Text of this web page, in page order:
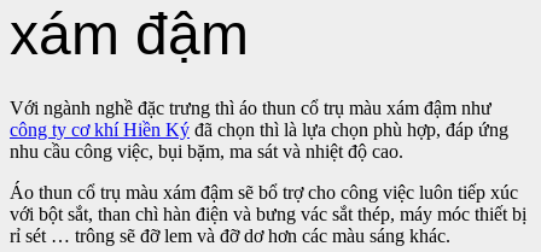
xám đậm
Với ngành nghề đặc trưng thì áo thun cổ trụ màu xám đậm như
công ty cơ khí Hiền Ký đã chọn thì là lựa chọn phù hợp, đáp ứng
nhu cầu công việc, bụi bặm, ma sát và nhiệt độ cao.
Áo thun cổ trụ màu xám đậm sẽ bổ trợ cho công việc luôn tiếp xúc
với bột sắt, than chì hàn điện và bưng vác sắt thép, máy móc thiết bị
rỉ sét … trông sẽ đỡ lem và đỡ dơ hơn các màu sáng khác.